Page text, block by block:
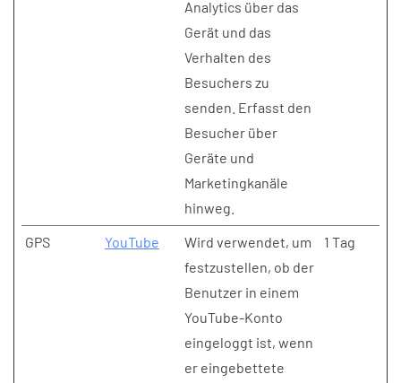
Analytics über das
Gerät und das
Verhalten des
Besuchers zu
senden. Erfasst den
Besucher über
Geräte und
Marketingkanäle
hinweg.
GPS
YouTube
Wird verwendet, um
festzustellen, ob der
Benutzer in einem
YouTube-Konto
eingeloggt ist, wenn
er eingebettete
1 Tag